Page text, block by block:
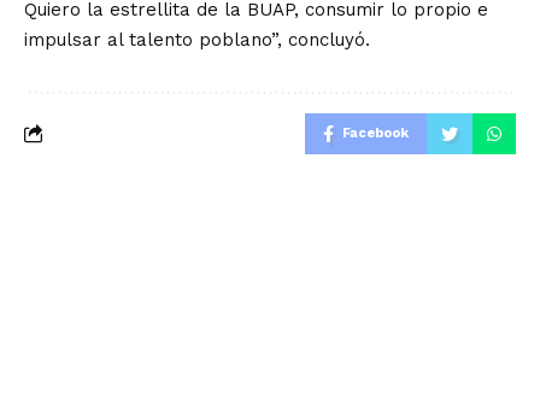
Quiero la estrellita de la BUAP, consumir lo propio e
impulsar al talento poblano”, concluyó.
Facebook